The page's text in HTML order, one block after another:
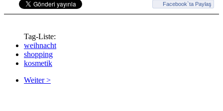
Facebook`ta Paylaş
Tag-Liste:
weihnacht
shopping
kosmetik
Weiter >